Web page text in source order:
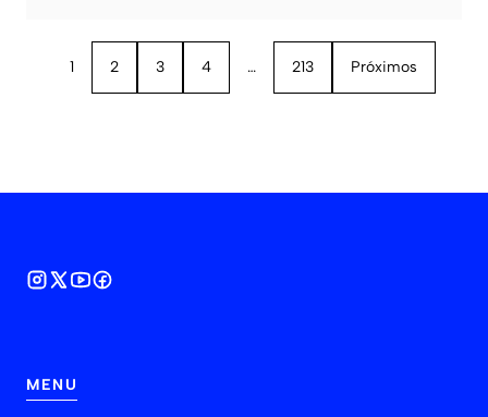
1 2 3 4 … 213 Próximos
MENU